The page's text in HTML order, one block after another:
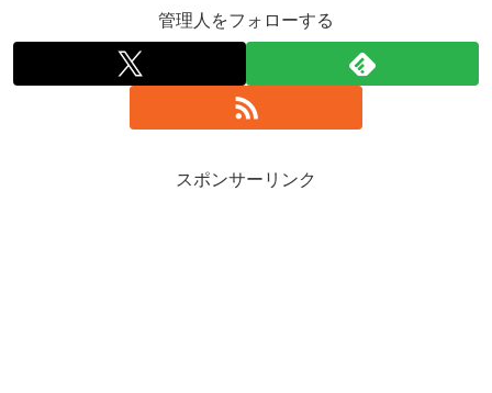
管理人をフォローする
スポンサーリンク